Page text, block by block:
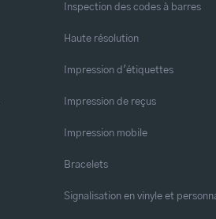
Inspection des codes à barres
Haute résolution
Impression d'étiquettes
Impression de reçus
Impression mobile
Bracelets
Signalisation en vinyle et